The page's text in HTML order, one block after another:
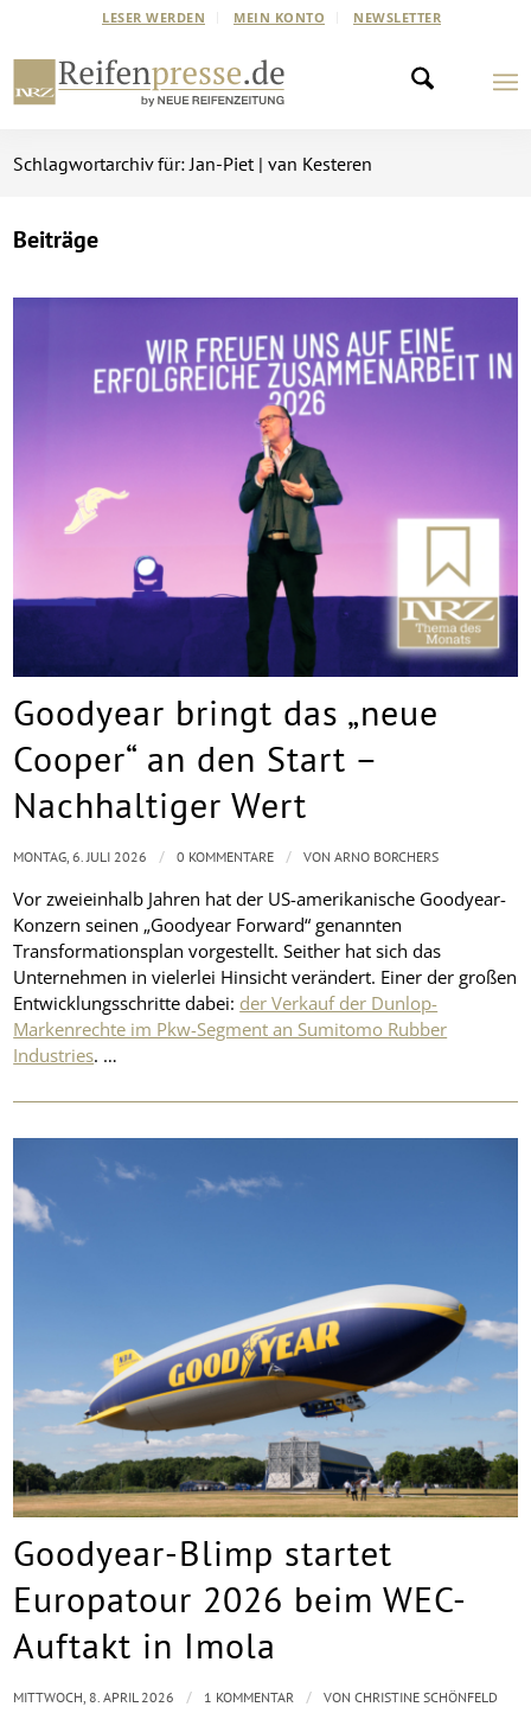
LESER WERDEN MEIN KONTO NEWSLETTER
Schlagwortarchiv für: Jan-Piet | van Kesteren
Beiträge
Goodyear bringt das „neue
Cooper“ an den Start –
Nachhaltiger Wert
Vor zweieinhalb Jahren hat der US-amerikanische Goodyear-
Konzern seinen „Goodyear Forward“ genannten
Transformationsplan vorgestellt. Seither hat sich das
Unternehmen in vielerlei Hinsicht verändert. Einer der großen
Entwicklungsschritte dabei: der Verkauf der Dunlop-
Markenrechte im Pkw-Segment an Sumitomo Rubber
Industries. …
MONTAG, 6. JULI 2026 / 0 KOMMENTARE / VONARNO BORCHERS
Goodyear-Blimp startet
Europatour 2026 beim WEC-
Auftakt in Imola
MITTWOCH, 8. APRIL 2026 / 1 KOMMENTAR / VONCHRISTINE SCHÖNFELD